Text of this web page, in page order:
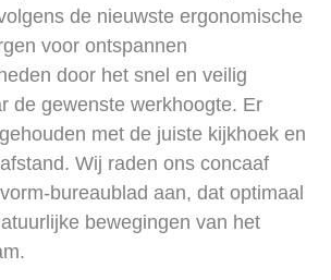
de nieuwste ergonomische
voor ontspannen
door het snel en veilig
de gewenste werkhoogte. Er
met de juiste kijkhoek en
Wij raden ons concaaf
bureaublad aan, dat optimaal
bewegingen van het